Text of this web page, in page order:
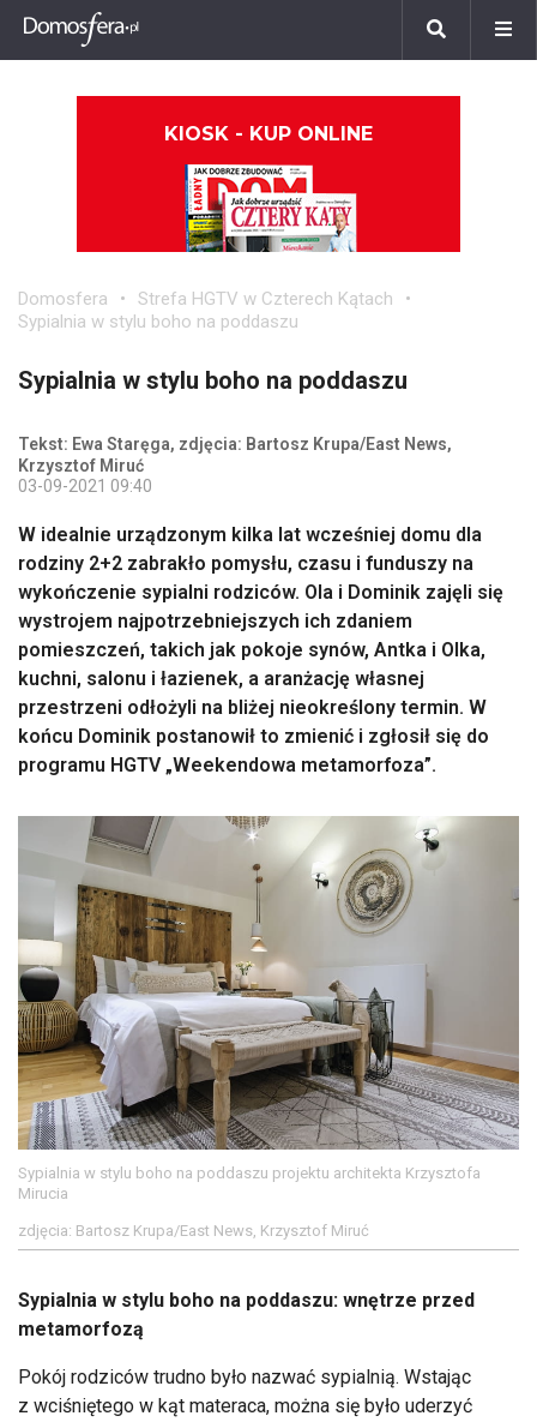
KIOSK - KUP ONLINE
Domosfera
Strefa HGTV w Czterech Kątach
Sypialnia w stylu boho na poddaszu
Sypialnia w stylu boho na poddaszu
Tekst: Ewa Staręga, zdjęcia: Bartosz Krupa/East News,
Krzysztof Miruć
03-09-2021 09:40
W idealnie urządzonym kilka lat wcześniej domu dla
rodziny 2+2 zabrakło pomysłu, czasu i funduszy na
wykończenie sypialni rodziców. Ola i Dominik zajęli się
wystrojem najpotrzebniejszych ich zdaniem
pomieszczeń, takich jak pokoje synów, Antka i Olka,
kuchni, salonu i łazienek, a aranżację własnej
przestrzeni odłożyli na bliżej nieokreślony termin. W
końcu Dominik postanowił to zmienić i zgłosił się do
programu HGTV „Weekendowa metamorfoza”.
Sypialnia w stylu boho na poddaszu projektu architekta Krzysztofa
Mirucia
zdjęcia: Bartosz Krupa/East News, Krzysztof Miruć
Sypialnia w stylu boho na poddaszu: wnętrze przed
metamorfozą
Pokój rodziców trudno było nazwać sypialnią. Wstając
z wciśniętego w kąt materaca, można się było uderzyć